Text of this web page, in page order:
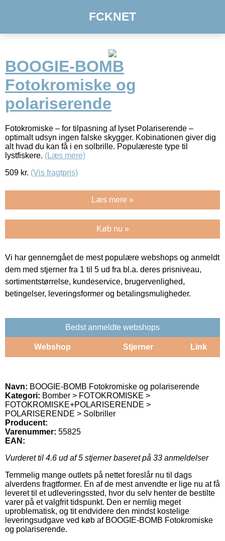
FCKNET
BOOGIE-BOMB
Fotokromiske og
polariserende
Fotokromiske – for tilpasning af lyset Polariserende –
optimalt udsyn ingen falske skygger. Kobinationen giver dig
alt hvad du kan få i en solbrille. Populæreste type til
lystfiskere. (Læs mere)
509 kr. (Vis fragtpris)
Læs mere »
Køb nu »
Vi har gennemgået de mest populære webshops og anmeldt
dem med stjerner fra 1 til 5 ud fra bl.a. deres prisniveau,
sortimentstørrelse, kundeservice, brugervenlighed,
betingelser, leveringsformer og betalingsmuligheder.
Bedst anmeldte webshops
Webshop Stjerner Link
Navn: BOOGIE-BOMB Fotokromiske og polariserende
Kategori: Bomber > FOTOKROMISKE >
FOTOKROMISKE+POLARISERENDE >
POLARISERENDE > Solbriller
Producent:
Varenummer: 55825
EAN:
Vurderet til 4.6 ud af 5 stjerner baseret på 33 anmeldelser
Temmelig mange outlets på nettet foreslår nu til dags
alverdens fragtformer. En af de mest anvendte er lige nu at få
leveret til et udleveringssted, hvor du selv henter de bestilte
varer på et valgfrit tidspunkt. Den er nemlig meget
uproblematisk, og tit endvidere den mindst kostelige
leveringsudgave ved køb af BOOGIE-BOMB Fotokromiske
og polariserende.